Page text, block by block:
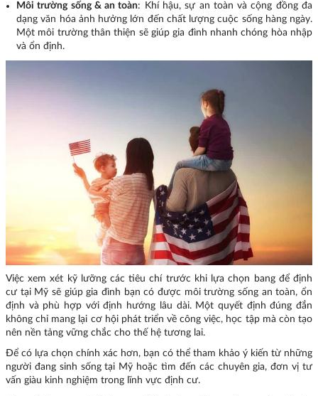
Môi trường sống & an toàn: Khí hậu, sự an toàn và cộng đồng đa
dạng văn hóa ảnh hưởng lớn đến chất lượng cuộc sống hàng ngày.
Một môi trường thân thiện sẽ giúp gia đình nhanh chóng hòa nhập
và ổn định.
Việc xem xét kỹ lưỡng các tiêu chí trước khi lựa chọn bang để định
cư tại Mỹ sẽ giúp gia đình bạn có được môi trường sống an toàn, ổn
định và phù hợp với định hướng lâu dài. Một quyết định đúng đắn
không chỉ mang lại cơ hội phát triển về công việc, học tập mà còn tạo
nên nền tảng vững chắc cho thế hệ tương lai.
Để có lựa chọn chính xác hơn, bạn có thể tham khảo ý kiến từ những
người đang sinh sống tại Mỹ hoặc tìm đến các chuyên gia, đơn vị tư
vấn giàu kinh nghiệm trong lĩnh vực định cư.